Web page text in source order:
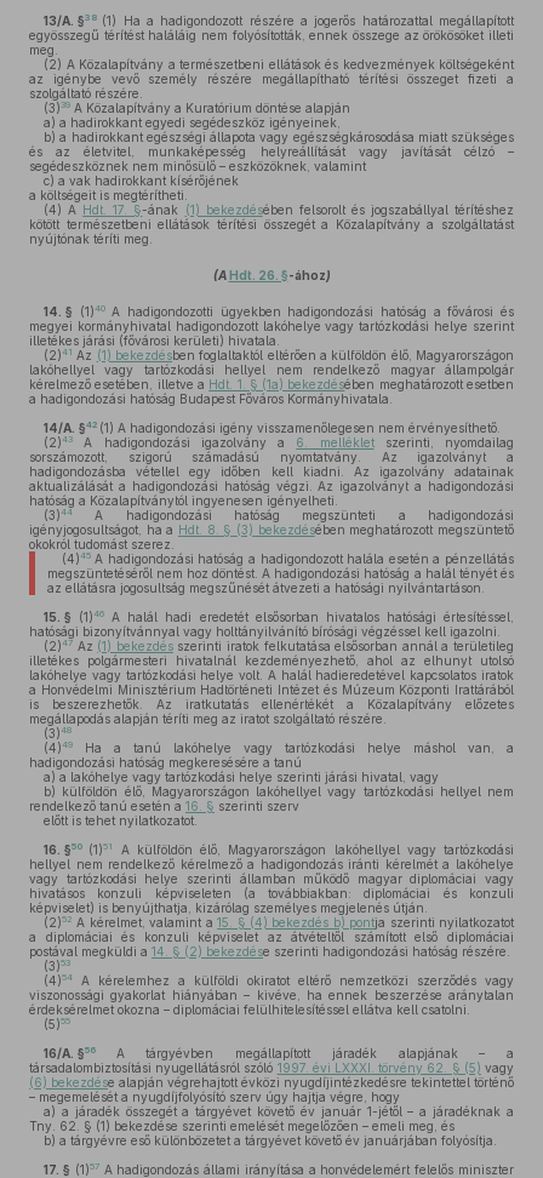
13/A. §38 (1)
Ha a hadigondozott részére a jogerős határozattal megállapított
egyösszegű térítést haláláig nem folyósították, ennek összege az örökösöket illeti
meg.
(2) A Közalapítvány a természetbeni ellátások és kedvezmények költségeként
az igénybe vevő személy részére megállapítható térítési összeget fizeti a
szolgáltató részére.
(3) 39 A Közalapítvány a Kuratórium döntése alapján
a) a hadirokkant egyedi segédeszköz igényeinek,
b) a hadirokkant egészségi állapota vagy egészségkárosodása miatt szükséges
és az életvitel, munkaképesség helyreállítását vagy javítását célzó –
segédeszköznek nem minősülő – eszközöknek, valamint
c) a vak hadirokkant kísérőjének
a költségeit is megtérítheti.
(4) A Hdt. 17. §-ának (1) bekezdésében felsorolt és jogszabállyal térítéshez
kötött természetbeni ellátások térítési összegét a Közalapítvány a szolgáltatást
nyújtónak téríti meg.
(AHdt. 26. §-ához)
14. § (1)40A hadigondozotti ügyekben hadigondozási hatóság a fővárosi és
megyei kormányhivatal hadigondozott lakóhelye vagy tartózkodási helye szerint
illetékes járási (fővárosi kerületi) hivatala.
(2)41 Az (1) bekezdésben foglaltaktól eltérően a külföldön élő, Magyarországon
lakóhellyel vagy tartózkodási hellyel nem rendelkező magyar állampolgár
kérelmező esetében, illetve a Hdt. 1. § (1a) bekezdésében meghatározott esetben
a hadigondozási hatóság Budapest Főváros Kormányhivatala.
14/A. §42 (1) A hadigondozási igény visszamenőlegesen nem érvényesíthető.
(2)43 A hadigondozási igazolvány a 6. mellékletszerinti, nyomdailag
sorszámozott, szigorú számadású nyomtatvány. Az igazolványt a
hadigondozásba vétellel egy időben kell kiadni. Az igazolvány adatainak
aktualizálását a hadigondozási hatóság végzi. Az igazolványt a hadigondozási
hatóság a Közalapítványtól ingyenesen igényelheti.
(3)44
A hadigondozási hatóság megszünteti a hadigondozási
igényjogosultságot, ha a Hdt. 8. § (3) bekezdésében meghatározott megszüntető
okokról tudomást szerez.
(4)45A hadigondozási hatóság a hadigondozott halála esetén a pénzellátás
megszüntetéséről nem hoz döntést. A hadigondozási hatóság a halál tényét és
az ellátásra jogosultság megszűnését átvezeti a hatósági nyilvántartáson.
15. § (1)46
A halál hadi eredetét elsősorban hivatalos hatósági értesítéssel,
hatósági bizonyítvánnyal vagy holttányilvánító bírósági végzéssel kell igazolni.
(2)47 Az (1) bekezdésszerinti iratok felkutatása elsősorban annál a területileg
illetékes polgármesteri hivatalnál kezdeményezhető, ahol az elhunyt utolsó
lakóhelye vagy tartózkodási helye volt. A halál hadieredetével kapcsolatos iratok
a Honvédelmi Minisztérium Hadtörténeti Intézet és Múzeum Központi Irattárából
is beszerezhetők. Az iratkutatás ellenértékét a Közalapítvány előzetes
megállapodás alapján téríti meg az iratot szolgáltató részére.
(3)48
(4)49
Ha a tanú lakóhelye vagy tartózkodási helye máshol van, a
hadigondozási hatóság megkeresésére a tanú
a) a lakóhelye vagy tartózkodási helye szerinti járási hivatal, vagy
b) külföldön élő, Magyarországon lakóhellyel vagy tartózkodási hellyel nem
rendelkező tanú esetén a 16. § szerinti szerv
előtt is tehet nyilatkozatot.
16. §50 (1)51
A külföldön élő, Magyarországon lakóhellyel vagy tartózkodási
hellyel nem rendelkező kérelmező a hadigondozás iránti kérelmét a lakóhelye
vagy tartózkodási helye szerinti államban működő magyar diplomáciai vagy
hivatásos konzuli képviseleten (a továbbiakban: diplomáciai és konzuli
képviselet) is benyújthatja, kizárólag személyes megjelenés útján.
(2)52 A kérelmet, valamint a15. § (4) bekezdés b) pontja szerinti nyilatkozatot
a diplomáciai és konzuli képviselet az átvételtől számított első diplomáciai
postával megküldi a 14. § (2) bekezdése szerinti hadigondozási hatóság részére.
(3)53
(4)54
A kérelemhez a külföldi okiratot eltérő nemzetközi szerződés vagy
viszonossági gyakorlat hiányában – kivéve, ha ennek beszerzése aránytalan
érdeksérelmet okozna – diplomáciai felülhitelesítéssel ellátva kell csatolni.
(5)55
16/A. §56
A tárgyévben megállapított járadék alapjának – a
társadalombiztosítási nyugellátásról szóló 1997. évi LXXXI. törvény 62. § (5) vagy
(6) bekezdése alapján végrehajtott évközi nyugdíjintézkedésre tekintettel történő
– megemelését a nyugdíjfolyósító szerv úgy hajtja végre, hogy
a) a járadék összegét a tárgyévet követő év január 1-jétől – a járadéknak a
Tny. 62. § (1) bekezdése szerinti emelését megelőzően – emeli meg, és
b) a tárgyévre eső különbözetet a tárgyévet követő év januárjában folyósítja.
17. § (1)57A hadigondozás állami irányítása a honvédelemért felelős miniszter